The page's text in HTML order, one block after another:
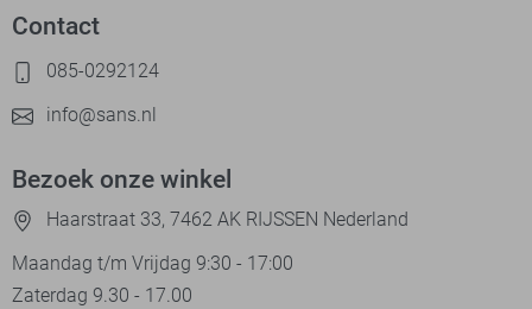
Contact
085-0292124
info@sans.nl
Bezoek onze winkel
Haarstraat 33, 7462 AK RIJSSEN Nederland
Maandag t/m Vrijdag 9:30 - 17:00
Zaterdag 9.30 - 17.00